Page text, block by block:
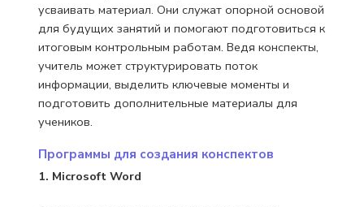
усваивать материал. Они служат опорной основой
для будущих занятий и помогают подготовиться к
итоговым контрольным работам. Ведя конспекты,
учитель может структурировать поток
информации, выделить ключевые моменты и
подготовить дополнительные материалы для
учеников.
Программы для создания конспектов
1. Microsoft Word